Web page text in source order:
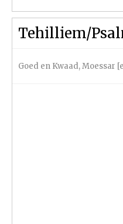
Tehilliem/
Goed en Kwaad,Moessar